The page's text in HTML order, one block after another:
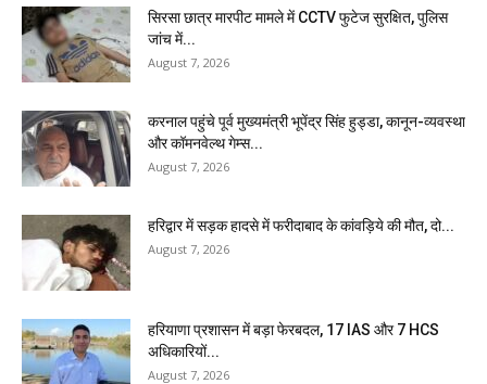
सिरसा छात्र मारपीट मामले में CCTV फुटेज सुरक्षित, पुलिस
जांच में...
August 7, 2026
करनाल पहुंचे पूर्व मुख्यमंत्री भूपेंद्र सिंह हुड्डा, कानून-व्यवस्था
और कॉमनवेल्थ गेम्स...
August 7, 2026
हरिद्वार में सड़क हादसे में फरीदाबाद के कांवड़िये की मौत, दो...
August 7, 2026
हरियाणा प्रशासन में बड़ा फेरबदल, 17 IAS और 7 HCS
अधिकारियों...
August 7, 2026